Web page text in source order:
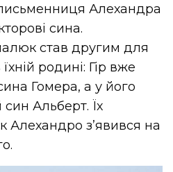
Алехандра
сина.
став другим для
родині: Гір вже
Гомера, а у його
Альберт. Їх
Алехандро з’явився на